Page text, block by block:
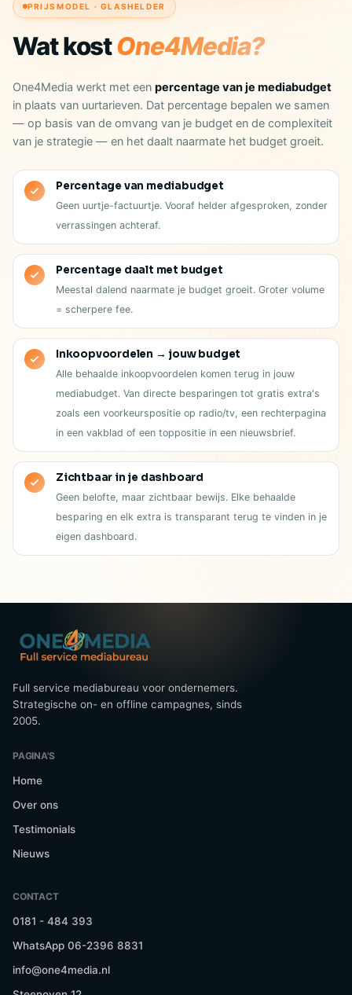
PRIJSMODEL · GLASHELDER
Wat kostOne4Media?
One4Media werkt met een percentage van je mediabudget
in plaats van uurtarieven. Dat percentage bepalen we samen
— op basis van de omvang van je budget en de complexiteit
van je strategie — en het daalt naarmate het budget groeit.
Percentage van mediabudget
Geen uurtje-factuurtje. Vooraf helder afgesproken, zonder
verrassingen achteraf.
Percentage daalt met budget
Meestal dalend naarmate je budget groeit. Groter volume
= scherpere fee.
Inkoopvoordelen → jouw budget
Alle behaalde inkoopvoordelen komen terug in jouw
mediabudget. Van directe besparingen tot gratis extra's
zoals een voorkeurspositie op radio/tv, een rechterpagina
in een vakblad of een toppositie in een nieuwsbrief.
Zichtbaar in je dashboard
Geen belofte, maar zichtbaar bewijs. Elke behaalde
besparing en elk extra is transparant terug te vinden in je
eigen dashboard.
Full service mediabureau voor ondernemers.
Strategische on- en offline campagnes, sinds
2005.
PAGINA'S
Home
Over ons
Testimonials
Nieuws
CONTACT
0181 - 484 393
WhatsApp 06-2396 8831
info@one4media.nl